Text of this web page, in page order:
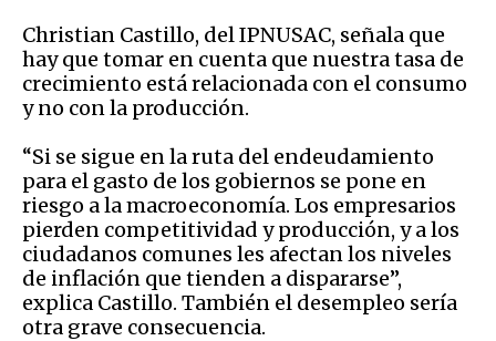
Christian Castillo, del IPNUSAC, señala que
hay que tomar en cuenta que nuestra tasa de
crecimiento está relacionada con el consumo
y no con la producción.
“Si se sigue en la ruta del endeudamiento
para el gasto de los gobiernos se pone en
riesgo a la macroeconomía. Los empresarios
pierden competitividad y producción, y a los
ciudadanos comunes les afectan los niveles
de inflación que tienden a dispararse”,
explica Castillo. También el desempleo sería
otra grave consecuencia.